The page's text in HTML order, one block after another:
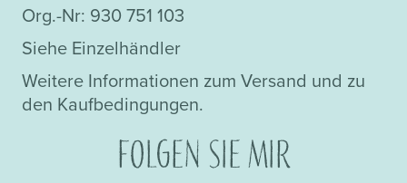
Org.-Nr: 930 751 103
Siehe Einzelhändler
Weitere Informationen zum Versand und zu
den Kaufbedingungen.
Folgen Sie mir